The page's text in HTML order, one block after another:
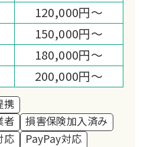
120,000円～
150,000円～
180,000円～
200,000円～
携
者
損害保険加入済み
応
PayPay対応